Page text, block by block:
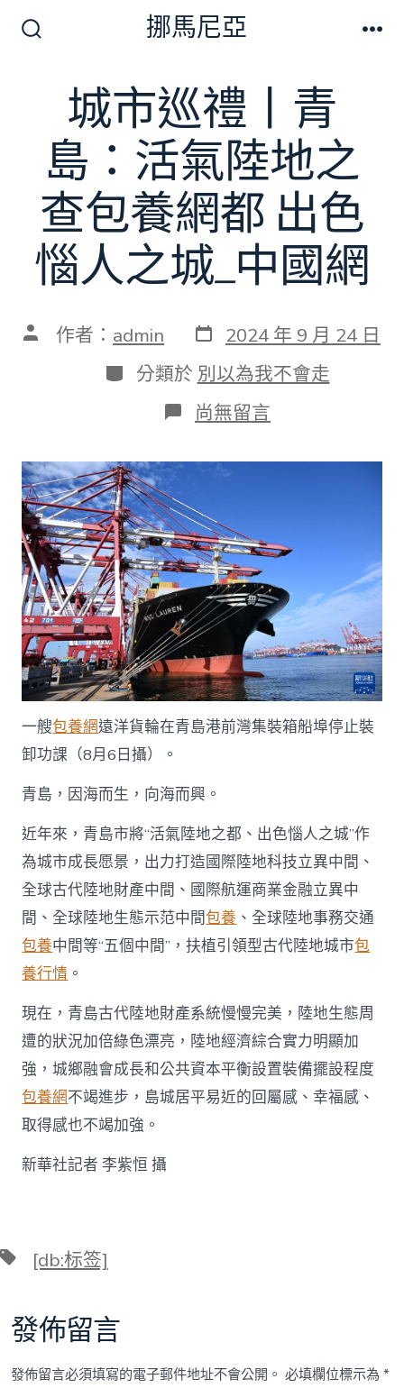
挪馬尼亞
城市巡禮丨青
島：活氣陸地之
查包養網都 出色
惱人之城_中國網
文 作者： admin 發
表
日
期
2024 年 9 月 24 日
分
類
分類於 別以為我不會走
在
〈城
巡
青
島：
活
氣
陸
地
之
查
包
養
網
都
出
人
之
城
_
中
國
網〉
中
尚無留言
一艘包養網遠洋貨輪在青島港前灣集裝箱船埠停止裝
卸功課（8月6日攝）。
青島，因海而生，向海而興。
近年來，青島市將“活氣陸地之都、出色惱人之城”作
為城市成長愿景，出力打造國際陸地科技立異中間、
全球古代陸地財產中間、國際航運商業金融立異中
間、全球陸地生態示范中間包養 、全球陸地事務交通
包養中間等“五個中間”，扶植引領型古代陸地城市包
養行情 。
現在，青島古代陸地財產系統慢慢完美，陸地生態周
遭的狀況加倍綠色漂亮，陸地經濟綜合實力明顯加
強，城鄉融會成長和公共資本平衡設置裝備擺設程度
包養網不竭進步，島城居平易近的回屬感、幸福感、
取得感也不竭加強。
新華社記者 李紫恒 攝
標 [db:标签]
發佈留言
發佈留言必須填寫的電子郵件地址不會公開。 必填欄位標示為*